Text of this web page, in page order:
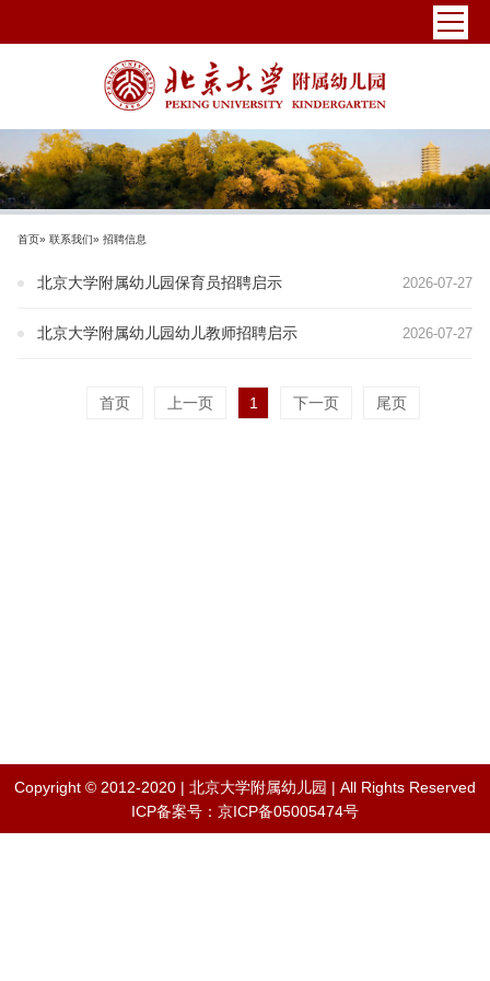
首页» 联系我们» 招聘信息
北京大学附属幼儿园保育员招聘启示 2026-07-27
北京大学附属幼儿园幼儿教师招聘启示 2026-07-27
首页 上一页 1 下一页 尾页
Copyright © 2012-2020 | 北京大学附属幼儿园 | All Rights Reserved
ICP备案号：京ICP备05005474号